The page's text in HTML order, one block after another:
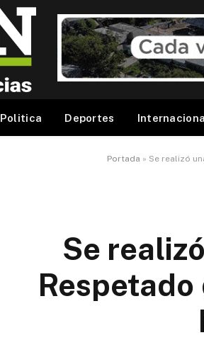
Politica Deportes
Portada » Se realizó
Se